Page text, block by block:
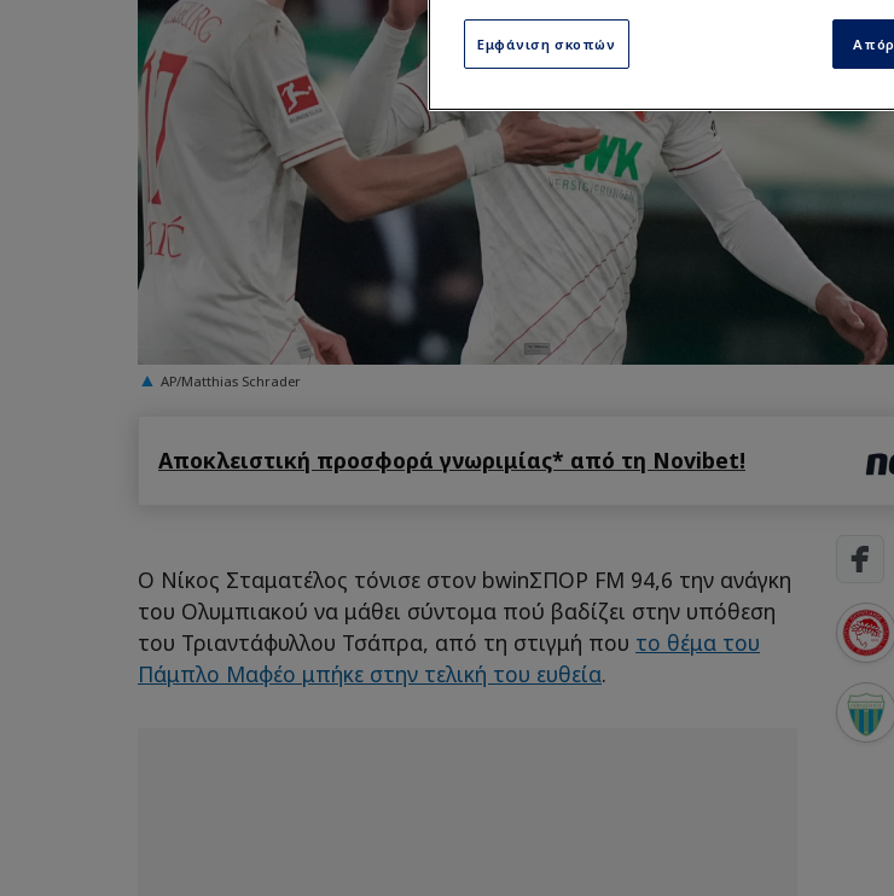
AP/Matthias Schrader
Αποκλειστική προσφορά γνωριμίας* από τη Novibet!
Ο Νίκος Σταματέλος τόνισε στον bwinΣΠΟΡ FM 94,6 την ανάγκη
του Ολυμπιακού να μάθει σύντομα πού βαδίζει στην υπόθεση
του Τριαντάφυλλου Τσάπρα, από τη στιγμή που το θέμα του
Πάμπλο Μαφέο μπήκε στην τελική του ευθεία.
Εμφάνιση σκοπών